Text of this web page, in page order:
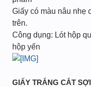
Giấy có màu nâu nhẹ
trên.
Công dụng: Lót hộp
hộp yến
GIẤY TRẮNG CẮT